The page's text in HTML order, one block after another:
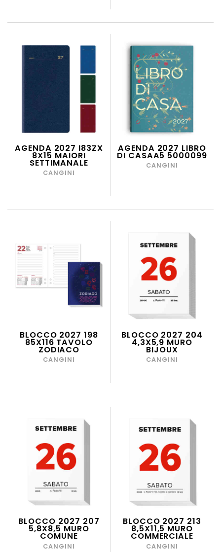
AGENDA 2027 I83ZX
8X15 MAIORI
SETTIMANALE
CANGINI
AGENDA 2027 LIBRO
DI CASAA5 5000099
CANGINI
BLOCCO 2027 198
85X116 TAVOLO
ZODIACO
CANGINI
BLOCCO 2027 204
4,3X5,9 MURO
BIJOUX
CANGINI
BLOCCO 2027 207
5,8X8,5 MURO
COMUNE
CANGINI
BLOCCO 2027 213
8,5X11,5 MURO
COMMERCIALE
CANGINI